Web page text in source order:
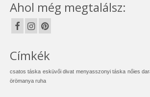
Ahol még megtalálsz:
Címkék
csatos táska esküvői divat menyasszonyi táska nőies
örömanya ruha